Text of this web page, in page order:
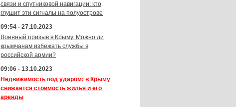
связи и спутниковой навигации: кто
глушит эти сигналы на полуострове
09:54 - 27.10.2023
Военный призыв в Крыму. Можно ли
крымчанам избежать службы в
российской армии?
09:06 - 13.10.2023
Недвижимость под ударом: в Крыму
снижается стоимость жилья и его
аренды